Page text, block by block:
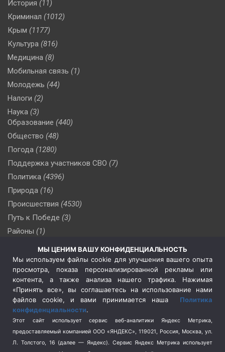
История (11)
Криминал (1012)
Крым (1177)
Культура (816)
Медицина (8)
Мобильная связь (1)
Молодежь (44)
Налоги (2)
Наука (3)
Образование (440)
Общество (48)
Погода (1280)
Поддержка участников СВО (7)
Политика (4396)
Природа (16)
Происшествия (4530)
Путь к Победе (3)
Районы (1)
(509)
Сельское хозяйство (3)
Социальная политика
(3)
Спецоперация в Украине
Спецоперация на Украине
(404)
Спорт (740)
Терроризм (1)
МЫ ЦЕНИМ ВАШУ КОНФИДЕНЦИАЛЬНОСТЬ
Мы используем файлы cookie для улучшения вашего опыта
просмотра, показа персонализированной рекламы или
контента, а также анализа нашего трафика. Нажимая
«Принять все», вы соглашаетесь на использование нами
файлов cookie, и вами принимается наша Политика
конфиденциальности.
Этот сайт использует сервис веб-аналитики Яндекс Метрика,
предоставляемый компанией ООО «ЯНДЕКС», 119021, Россия, Москва, ул.
Л. Толстого, 16 (далее — Яндекс). Сервис Яндекс Метрика использует